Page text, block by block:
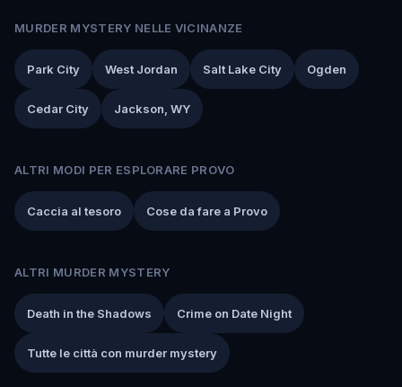
MURDER MYSTERY NELLE VICINANZE
Park City West Jordan Salt Lake City Ogden
Cedar City Jackson, WY
ALTRI MODI PER ESPLORARE PROVO
Caccia al tesoro Cose da fare a Provo
ALTRI MURDER MYSTERY
Death in the Shadows Crime on Date Night
Tutte le città con murder mystery